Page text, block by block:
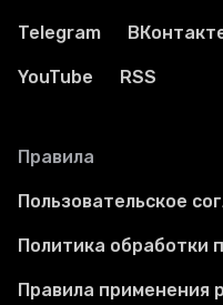
Telegram
YouTube RSS
Правила
Пользовательское
Политика обработки
Правила применения